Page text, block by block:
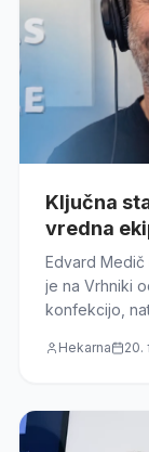
Ključna
vredna
Edvard Medič
je na Vrhniki
konfekcijo,
Express, ki je
Hekarna 20.